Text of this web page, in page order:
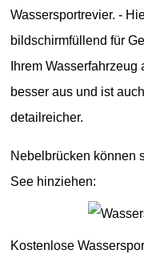
Wassersportrevier. -
bildschirmfüllend für
Ihrem
besser aus und ist
detailreicher.
Nebelbrücken können
See hinziehen:
Kostenlose